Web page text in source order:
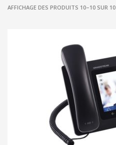
AFFICHAGE DES PRODUITS 10–10 SUR 10